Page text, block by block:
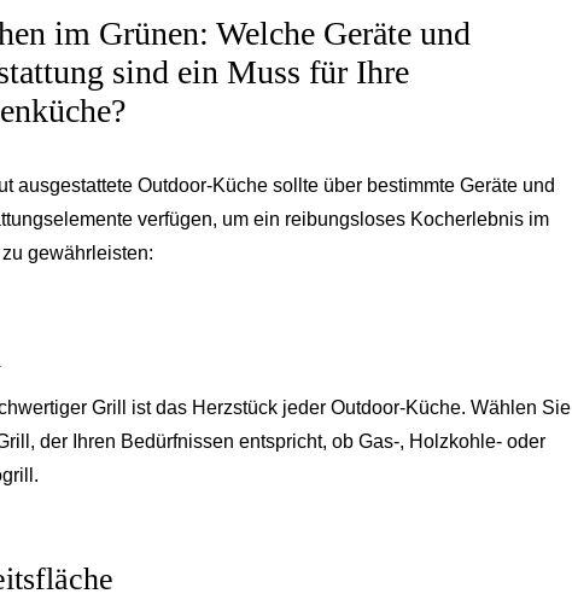
im Grünen: Welche Geräte und
sind ein Muss für Ihre
ausgestattete Outdoor-Küche sollte über bestimmte Geräte und
verfügen, um ein reibungsloses Kocherlebnis im
gewährleisten:
Grill ist das Herzstück jeder Outdoor-Küche. Wählen Sie
der Ihren Bedürfnissen entspricht, ob Gas-, Holzkohle- oder